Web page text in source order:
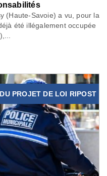
(Haute-Savoie) a vu, pour la
été illégalement occupée
PROJET DE LOI RIPOST